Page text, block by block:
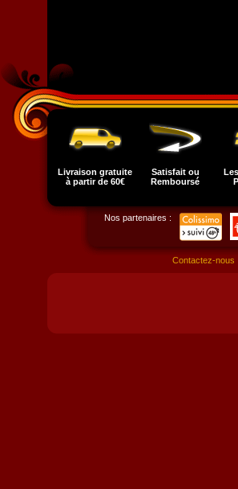
Livraison gratuite
à partir de 60€
Satisfait ou
Remboursé
Nos partenaires :
Contactez-nous